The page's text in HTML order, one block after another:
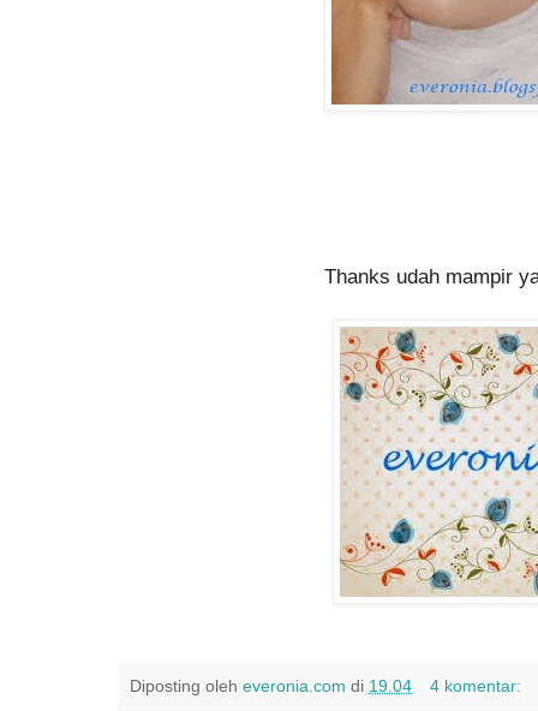
Thanks udah mampir
Diposting oleh everonia.com di 19.04 4 komentar: